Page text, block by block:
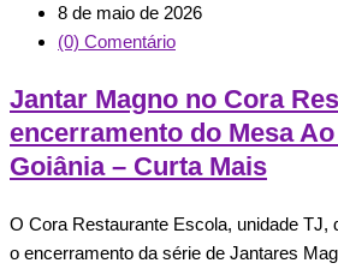
8 de maio de 2026
(0) Comentário
Jantar Magno no Cora
encerramento do Mesa
Goiânia – Curta Mais
O Cora Restaurante Escola, unidade TJ,
o encerramento da série de Jantares